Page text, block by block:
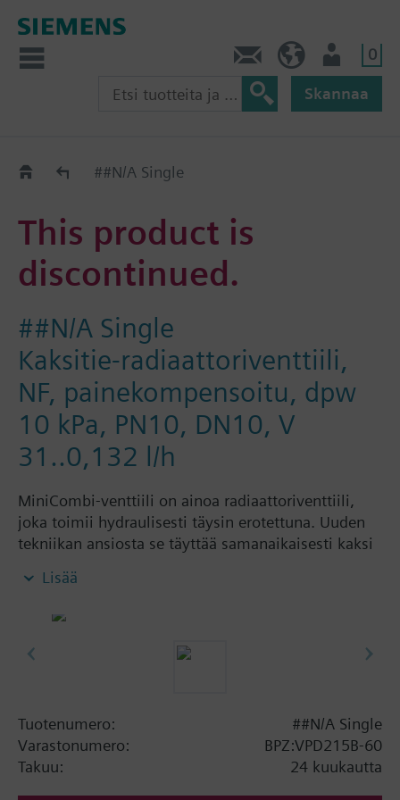
0
Skannaa
Old2New##N/A Single
This product is
discontinued.
##N/A Single
Kaksitie-radiaattoriventtiili,
NF, painekompensoitu, dpw
10 kPa, PN10, DN10, V
31..0,132 l/h
MiniCombi-venttiili on ainoa radiaattoriventtiili,
joka toimii hydraulisesti täysin erotettuna. Uuden
tekniikan ansiosta se täyttää samanaikaisesti kaksi
ingroitu säätöventtiili tilavuusvirtauksen säätöä
venttiili mahdollistaa optimaalisten
ongelma. Näin vältytään aikaa vievältä
putkijohtojen haarojen säätöventtiilien
asennukselta ja asettelulta. Hydraulista tasausta ei
Lisää
Tuotenumero:
##N/A Single
Varastonumero:
BPZ:VPD215B-60
Takuu:
24 kuukautta